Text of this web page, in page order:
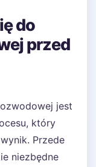
do
przed
jest
który
Przede
niezbędne